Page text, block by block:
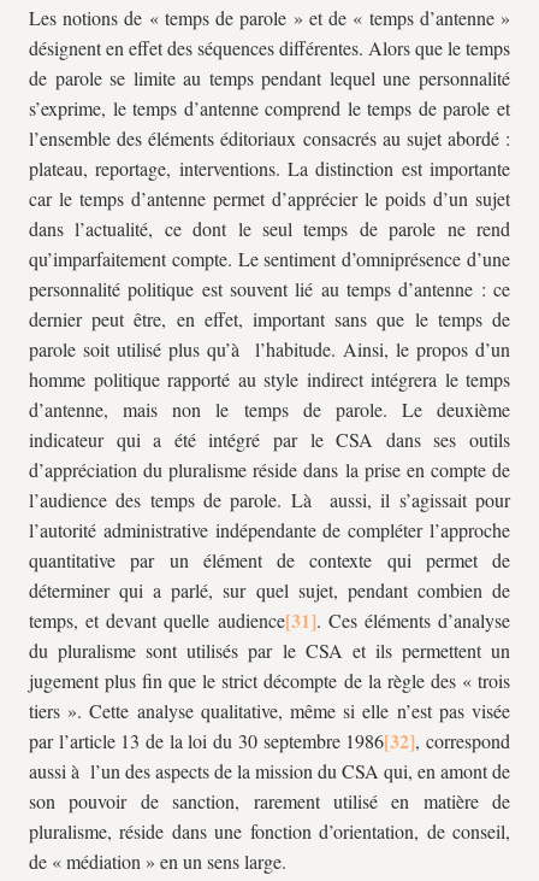
Les notions de « temps de parole » et de « temps d’antenne »
désignent en effet des séquences différentes. Alors que le temps
de parole se limite au temps pendant lequel une personnalité
s’exprime, le temps d’antenne comprend le temps de parole et
l’ensemble des éléments éditoriaux consacrés au sujet abordé :
plateau, reportage, interventions. La distinction est importante
car le temps d’antenne permet d’apprécier le poids d’un sujet
dans l’actualité, ce dont le seul temps de parole ne rend
qu’imparfaitement compte. Le sentiment d’omniprésence d’une
personnalité politique est souvent lié au temps d’antenne : ce
dernier peut être, en effet, important sans que le temps de
parole soit utilisé plus qu’à l’habitude. Ainsi, le propos d’un
homme politique rapporté au style indirect intégrera le temps
d’antenne, mais non le temps de parole. Le deuxième
indicateur qui a été intégré par le CSA dans ses outils
d’appréciation du pluralisme réside dans la prise en compte de
l’audience des temps de parole. Là aussi, il s’agissait pour
l’autorité administrative indépendante de compléter l’approche
quantitative par un élément de contexte qui permet de
déterminer qui a parlé, sur quel sujet, pendant combien de
temps, et devant quelle audience
. Ces éléments d’analyse
du pluralisme sont utilisés par le CSA et ils permettent un
jugement plus fin que le strict décompte de la règle des « trois
tiers ». Cette analyse qualitative, même si elle n’est pas visée
par l’article 13 de la loi du 30 septembre 1986
, correspond
aussi à l’un des aspects de la mission du CSA qui, en amont de
son pouvoir de sanction, rarement utilisé en matière de
pluralisme, réside dans une fonction d’orientation, de conseil,
de « médiation » en un sens large.